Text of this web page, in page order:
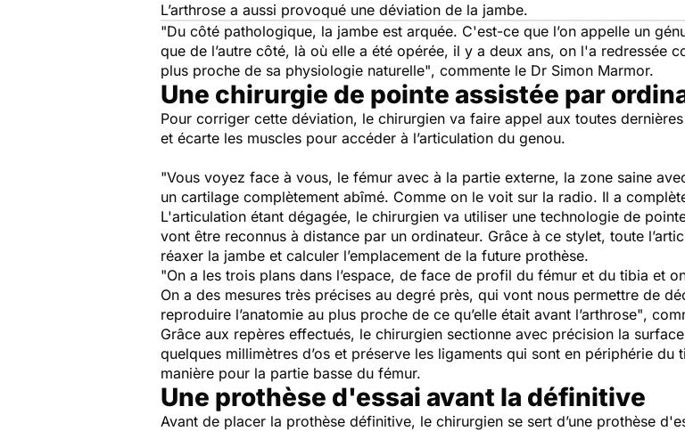
L’arthrose a aussi provoqué une déviation de la jambe.
"Du côté pathologique, la jambe est arquée. C'est-ce que l’on appelle un
que de l’autre côté, là où elle a été opérée, il y a deux ans, on l'a redressée
plus proche de sa physiologie naturelle", commente le Dr Simon Marmor.
Une chirurgie de pointe assistée par
Pour corriger cette déviation, le chirurgien va faire appel aux toutes
et écarte les muscles pour accéder à l’articulation du genou.
"Vous voyez face à vous, le fémur avec à la partie externe, la zone saine
un cartilage complètement abîmé. Comme on le voit sur la radio. Il a
L'articulation étant dégagée, le chirurgien va utiliser une technologie de
vont être reconnus à distance par un ordinateur. Grâce à ce stylet, toute
réaxer la jambe et calculer l’emplacement de la future prothèse.
"On a les trois plans dans l’espace, de face de profil du fémur et du tibia et
On a des mesures très précises au degré près, qui vont nous permettre de
reproduire l’anatomie au plus proche de ce qu’elle était avant l’arthrose",
Grâce aux repères effectués, le chirurgien sectionne avec précision la
quelques millimètres d’os et préserve les ligaments qui sont en périphérie
manière pour la partie basse du fémur.
Une prothèse d'essai avant la définitive
Avant de placer la prothèse définitive, le chirurgien se sert d’une prothèse